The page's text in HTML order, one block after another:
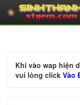
Khi vào wap hiện
vui lòng click Vào